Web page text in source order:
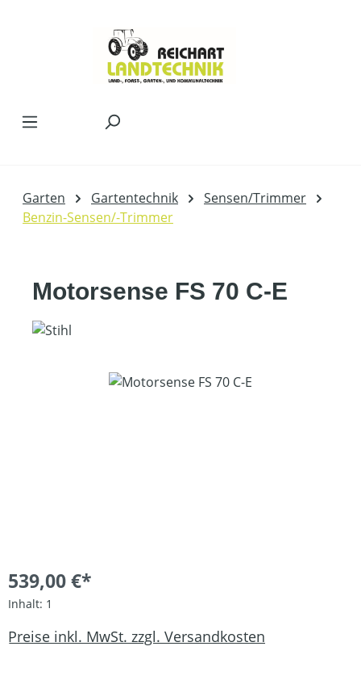
Garten Gartentechnik
Sensen/Trimmer
Benzin-Sensen/-Trimmer
Motorsense FS 70 C-E
Bildergalerie überspringen
539,00 €*
Inhalt: 1
Preise inkl. MwSt. zzgl. Versandkosten